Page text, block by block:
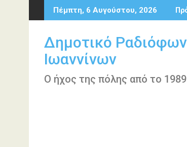
Περάστε
στο
Πέμπτη, 6 Αυγούστου, 2026
Δημοτικό
Ιωαννίνων
Ο ήχος της πόλης από το 1989